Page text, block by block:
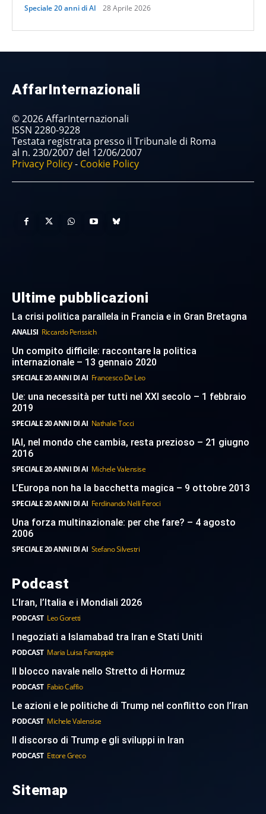
Speciale 20 anni di AI 28 Aprile 2026
AffarInternazionali
© 2026 AffarInternazionali
ISSN 2280-9228
Testata registrata presso il Tribunale di Roma
al n. 230/2007 del 12/06/2007
Privacy Policy- Cookie Policy
Ultime pubblicazioni
La crisi politica parallela in Francia e in Gran Bretagna
ANALISI Riccardo Perissich
Un compito difficile: raccontare la politica
internazionale – 13 gennaio 2020
SPECIALE 20 ANNI DI AI Francesco De Leo
Ue: una necessità per tutti nel XXI secolo – 1 febbraio
2019
SPECIALE 20 ANNI DI AI Nathalie Tocci
IAI, nel mondo che cambia, resta prezioso – 21 giugno
2016
SPECIALE 20 ANNI DI AI Michele Valensise
L’Europa non ha la bacchetta magica – 9 ottobre 2013
SPECIALE 20 ANNI DI AI Ferdinando Nelli Feroci
Una forza multinazionale: per che fare? – 4 agosto
2006
SPECIALE 20 ANNI DI AI Stefano Silvestri
Podcast
L’Iran, l’Italia e i Mondiali 2026
PODCAST Leo Goretti
I negoziati a Islamabad tra Iran e Stati Uniti
PODCAST Maria Luisa Fantappie
Il blocco navale nello Stretto di Hormuz
PODCAST Fabio Caffio
Le azioni e le politiche di Trump nel conflitto con l’Iran
PODCAST Michele Valensise
Il discorso di Trump e gli sviluppi in Iran
PODCAST Ettore Greco
Sitemap